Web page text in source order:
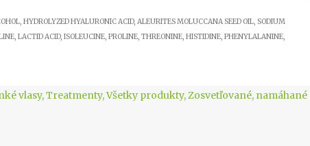
HYDROLYZED HYALURONIC ACID, ALEURITES MOLUCCANA SEED OIL, SODIUM
LACTID ACID, ISOLEUCINE, PROLINE, THREONINE, HISTIDINE, PHENYLALANINE,
vlasy,Treatmenty,Všetky produkty,Zosvetľované, namáhané